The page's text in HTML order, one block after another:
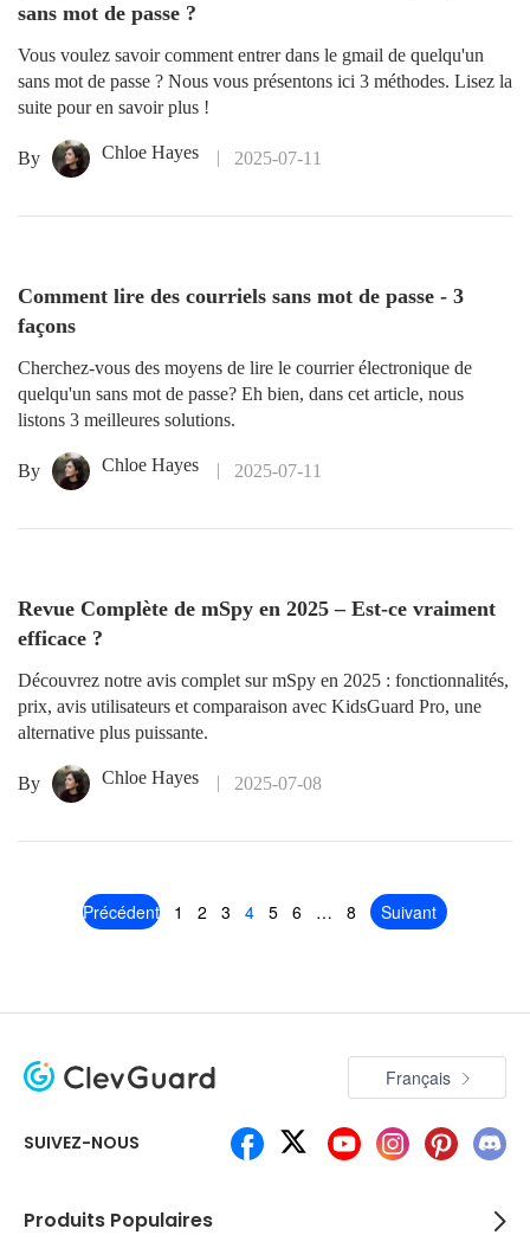
sans mot de passe ?
Vous voulez savoir comment entrer dans le gmail de quelqu'un
sans mot de passe ? Nous vous présentons ici 3 méthodes. Lisez la
suite pour en savoir plus !
By Chloe Hayes 2025-07-11
Comment lire des courriels sans mot de passe - 3
façons
Cherchez-vous des moyens de lire le courrier électronique de
quelqu'un sans mot de passe? Eh bien, dans cet article, nous
listons 3 meilleures solutions.
By Chloe Hayes 2025-07-11
Revue Complète de mSpy en 2025 – Est-ce vraiment
efficace ?
Découvrez notre avis complet sur mSpy en 2025 : fonctionnalités,
prix, avis utilisateurs et comparaison avec KidsGuard Pro, une
alternative plus puissante.
By Chloe Hayes 2025-07-08
Précédent 1 2 3 4 5 6 … 8 Suivant
SUIVEZ-NOUS
Français
Produits Populaires